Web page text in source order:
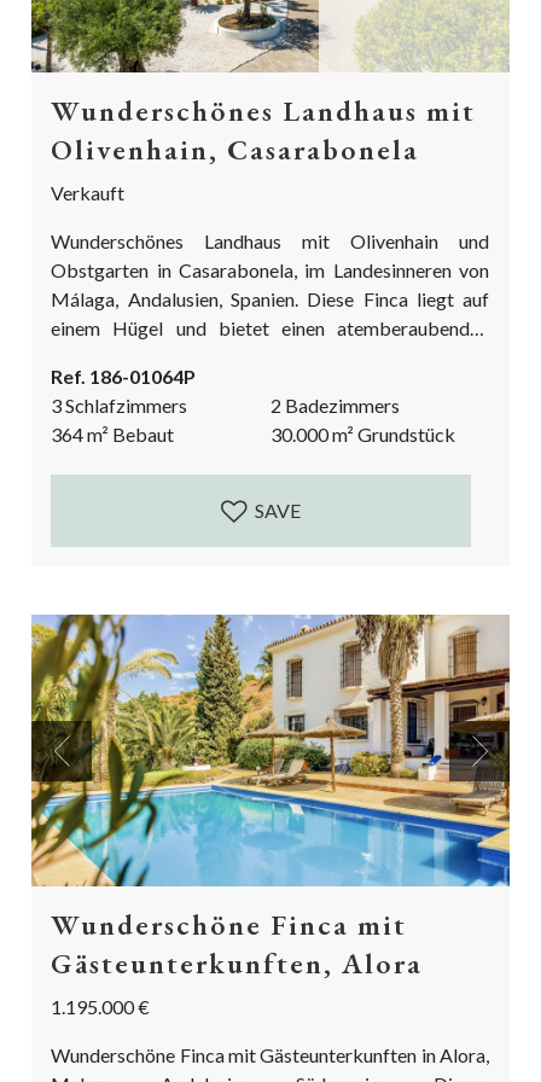
Wunderschönes Landhaus mit
Olivenhain, Casarabonela
Verkauft
Wunderschönes Landhaus mit Olivenhain und
Obstgarten in Casarabonela, im Landesinneren von
Málaga, Andalusien, Spanien. Diese Finca liegt auf
einem Hügel und bietet einen atemberaubenden
umliegenden Olivenhaine und die beeindruckende
Bergen von Casarabonela. Dieses Landhaus befindet
sich in einem absolut perfekten Zustand und ist die
Definition eines Traumhauses. Dieses Landhaus mit
Olivenhain ist sehr leicht und schnell zu erreichen und
verfügt über ein privates, automatisches...
Ref. 186-01064P
3 Schlafzimmers
2 Badezimmers
364m² Bebaut 30.000m² Grundstück
SAVE
Previous Next
Wunderschöne Finca mit
Gästeunterkunften, Alora
1.195.000 €
Wunderschöne Finca mit Gästeunterkunften in Alora,